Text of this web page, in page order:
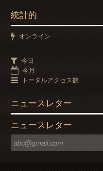
統計的
オンライン
今日
今月
トータルアクセス数
ニュースレター
ニュースレター